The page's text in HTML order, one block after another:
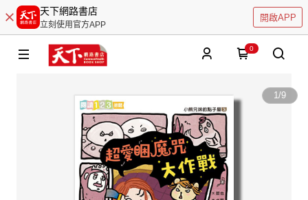
天下網路書店
立刻使用官方APP
開啟APP
0
1/9